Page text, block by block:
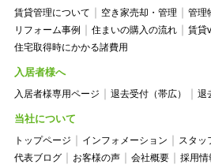
賃貸管理について 空き家売却・管理
管理
リフォーム事例
住まいの購入の流れ
賃貸
住宅取得時にかかる諸費用
入居者様へ
入居者様専用ページ 退去受付（帯広） 退
当社について
トップページ インフォメーション スタッ
代表ブログ
お客様の声 会社概要 採用情